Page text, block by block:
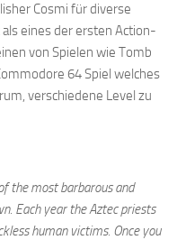
Cosmi für diverse
eines der ersten Action-
von Spielen wie Tomb
64 Spiel welches
verschiedene Level zu
the most barbarous and
Each year the Aztec priests
human victims. Once you